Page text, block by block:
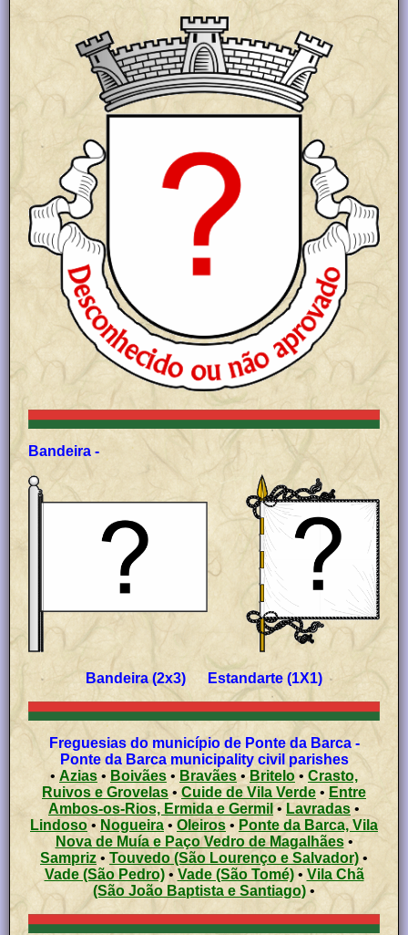
Bandeira -
Bandeira (2x3) Estandarte (1X1)
Freguesias do município de Ponte da Barca -
Ponte da Barca municipality civil parishes
• Azias • Boivães • Bravães • Britelo• Crasto,
Ruivos e Grovelas•Cuide de Vila Verde • Entre
Ambos-os-Rios, Ermida e Germil • Lavradas •
Lindoso • Nogueira • Oleiros • Ponte da Barca, Vila
Nova de Muía e Paço Vedro de Magalhães•
Sampriz • Touvedo (São Lourenço e Salvador) •
Vade (São Pedro)•Vade (São Tomé)• Vila Chã
(São João Baptista e Santiago) •